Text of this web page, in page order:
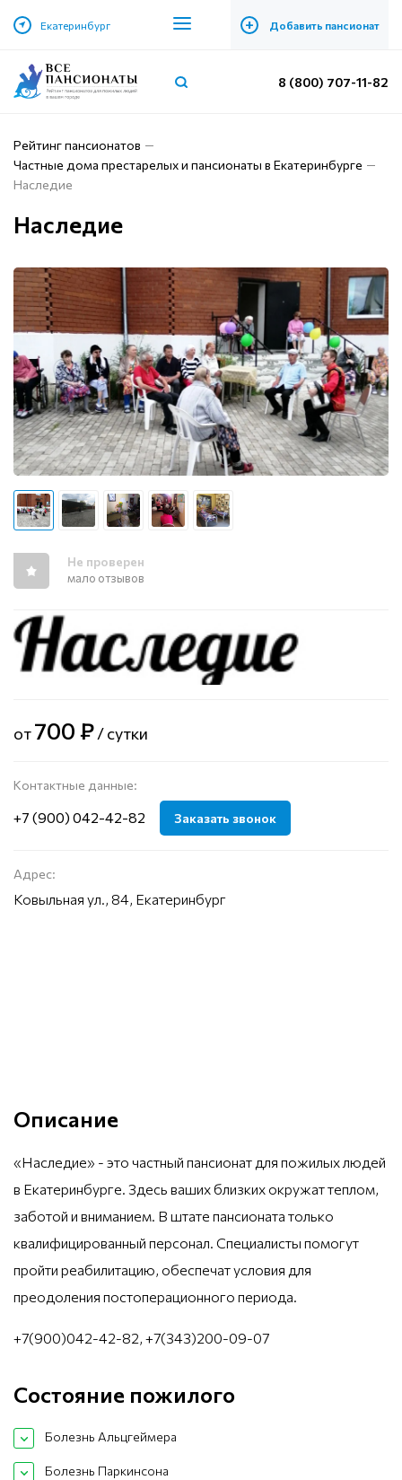
Екатеринбург + Добавить пансионат
8 (800) 707-11-82
Рейтинг пансионатов
Частные дома престарелых и пансионаты в Екатеринбурге
Наследие
Наследие
Не проверен
мало отзывов
от700 ₽/ сутки
Контактные данные:
+7 (900) 042-42-82 Заказать звонок
Адрес:
Ковыльная ул., 84, Екатеринбург
Описание
«Наследие» - это частный пансионат для пожилых людей
в Екатеринбурге. Здесь ваших близких окружат теплом,
заботой и вниманием. В штате пансионата только
квалифицированный персонал. Специалисты помогут
пройти реабилитацию, обеспечат условия для
преодоления постоперационного периода.
+7(900)042-42-82, +7(343)200-09-07
Состояние пожилого
Болезнь Альцгеймера
Болезнь Паркинсона